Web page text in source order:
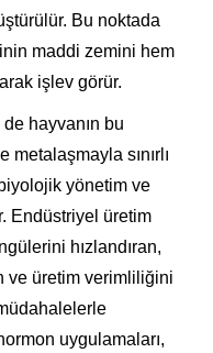
Bu noktada
maddi zemini hem
işlev görür.
hayvanın bu
sınırlı
yönetim ve
Endüstriyel üretim
hızlandıran,
ve üretim verimliliğini
uygulamaları,